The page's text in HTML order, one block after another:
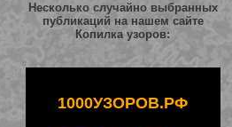
Несколько случайно выбранных
публикаций на нашем сайте
Копилка узоров:
1000УЗОРОВ.РФ